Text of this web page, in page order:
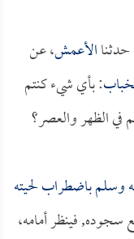
الأعمش، عن
خباب: بأي شيء كنتم
في الظهر والعصر؟
وسلم باضطراب لحيته
سجوده, فينظر أمامه،